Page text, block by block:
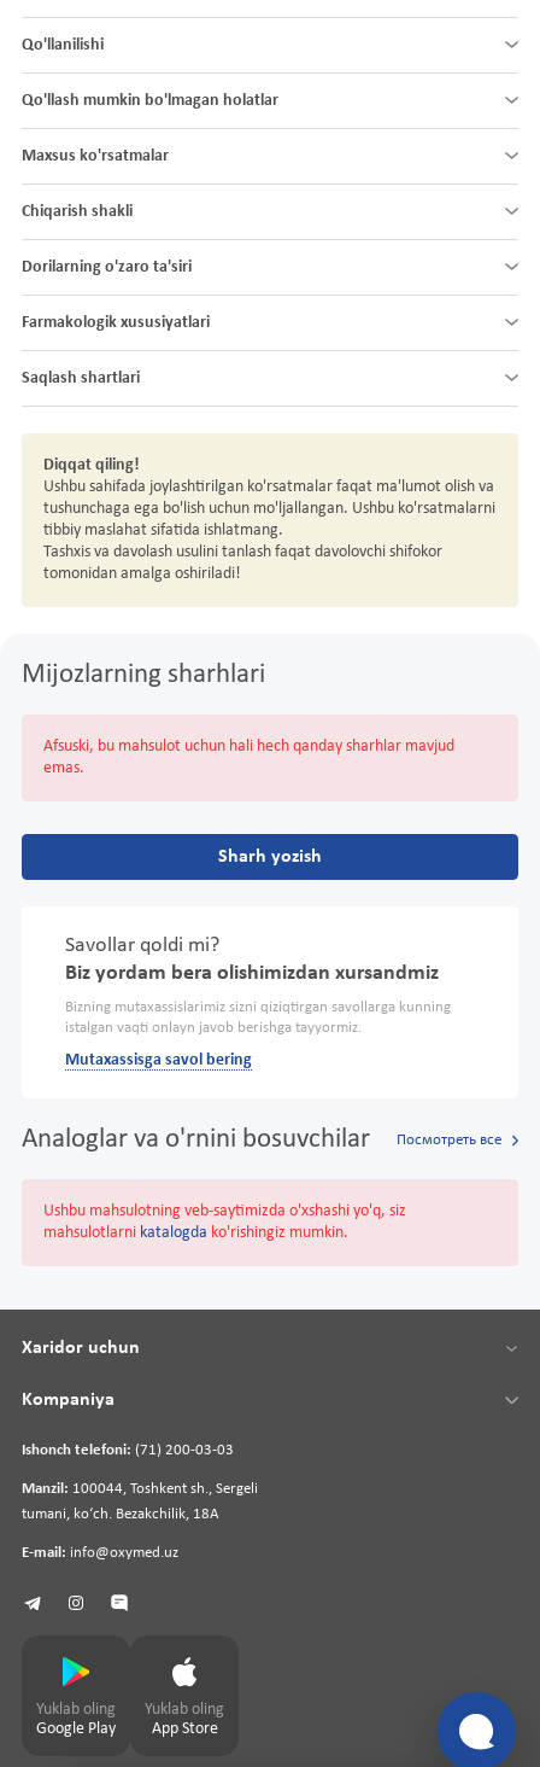
Qo'llanilishi
Qo'llash mumkin bo'lmagan holatlar
Maxsus ko'rsatmalar
Chiqarish shakli
Dorilarning o'zaro ta'siri
Farmakologik xususiyatlari
Saqlash shartlari
Diqqat qiling!
Ushbu sahifada joylashtirilgan ko'rsatmalar faqat ma'lumot olish va
tushunchaga ega bo'lish uchun mo'ljallangan. Ushbu ko'rsatmalarni
tibbiy maslahat sifatida ishlatmang.
Tashxis va davolash usulini tanlash faqat davolovchi shifokor
tomonidan amalga oshiriladi!
Mijozlarning sharhlari
Afsuski, bu mahsulot uchun hali hech qanday sharhlar mavjud
emas.
Sharh yozish
Savollar qoldi mi?
Biz yordam bera olishimizdan xursandmiz
Bizning mutaxassislarimiz sizni qiziqtirgan savollarga kunning
istalgan vaqti onlayn javob berishga tayyormiz.
Mutaxassisga savol bering
Analoglar va o'rnini bosuvchilar Посмотреть все
Ushbu mahsulotning veb-saytimizda o'xshashi yo'q, siz
mahsulotlarni katalogda ko'rishingiz mumkin.
Ishonch telefoni: (71) 200-03-03
Manzil: 100044, Toshkent sh., Sergeli
tumani, koʻch. Bezakchilik, 18A
E-mail: info@oxymed.uz
Xaridor uchun
Kompaniya
Yuklab oling
Google Play
Yuklab oling
App Store